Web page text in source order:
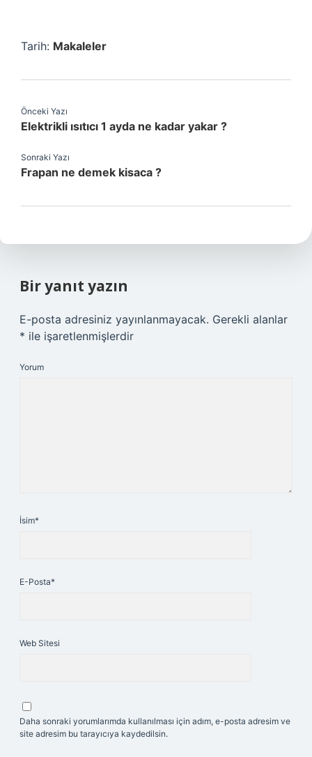
Tarih: Makaleler
Önceki Yazı
Elektrikli ısıtıcı 1 ayda ne kadar yakar ?
Sonraki Yazı
Frapan ne demek kisaca ?
Bir yanıt yazın
E-posta adresiniz yayınlanmayacak. Gerekli alanlar
* ile işaretlenmişlerdir
Yorum
İsim*
E-Posta*
Web Sitesi
Daha sonraki yorumlarımda kullanılması için adım, e-posta adresim ve
site adresim bu tarayıcıya kaydedilsin.